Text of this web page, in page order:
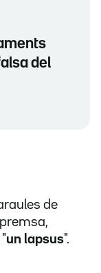
del
de
un lapsus".